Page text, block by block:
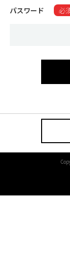
パスワード 必